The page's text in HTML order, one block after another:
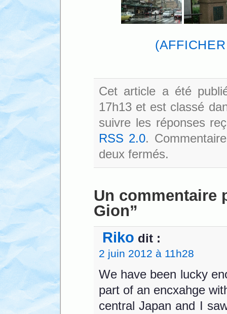
Cet article a été
17h13 et est classé
suivre les réponses
RSS 2.0.
deux fermés.
Un commentaire
Gion”
Riko dit :
2 juin 2012 à 11h28
We have been lucky
part of an encxahge
central Japan and I